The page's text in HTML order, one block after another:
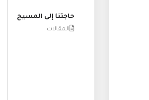
حاجتنا إلى المسيح
المقالات